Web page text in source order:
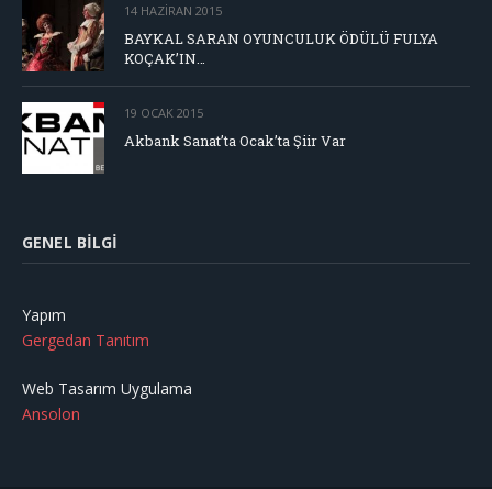
14 HAZIRAN 2015
BAYKAL SARAN OYUNCULUK ÖDÜLÜ FULYA
KOÇAK’IN…
19 OCAK 2015
Akbank Sanat’ta Ocak’ta Şiir Var
GENEL BILGI
Yapım
Gergedan Tanıtım
Web Tasarım Uygulama
Ansolon